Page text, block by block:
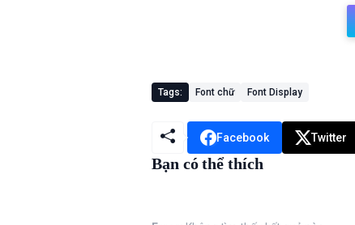
Tags: Font chữ Font Display
Facebook Twitter
Bạn có thể thích